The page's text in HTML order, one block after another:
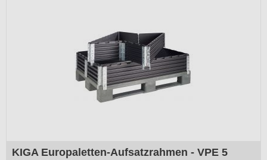
KIGA Europaletten-Aufsatzrahmen - VPE 5